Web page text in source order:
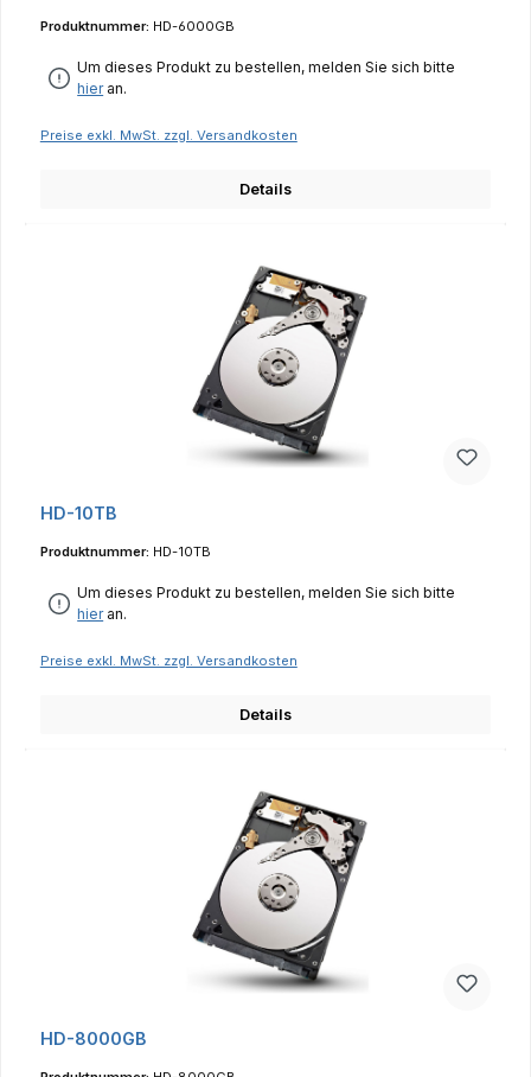
Produktnummer: HD-6000GB
Um dieses Produkt zu bestellen, melden Sie sich bitte
hieran.
Preise exkl. MwSt. zzgl. Versandkosten
Details
HD-10TB
Produktnummer: HD-10TB
Um dieses Produkt zu bestellen, melden Sie sich bitte
hieran.
Preise exkl. MwSt. zzgl. Versandkosten
Details
HD-8000GB